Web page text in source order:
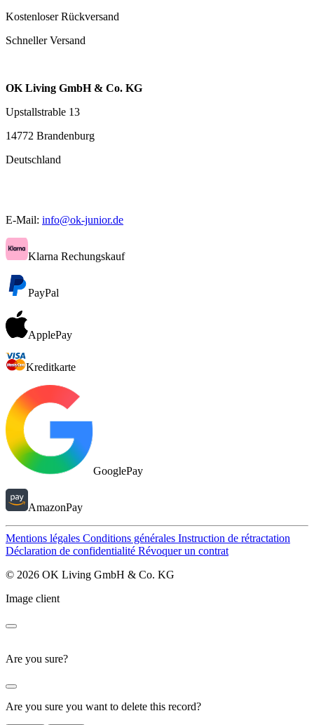
Kostenloser Rückversand
Schneller Versand
OK Living GmbH & Co. KG
Upstallstrable 13
14772 Brandenburg
Deutschland
E-Mail: info@ok-junior.de
Klarna Rechungskauf
PayPal
ApplePay
Kreditkarte
GooglePay
AmazonPay
Mentions légales Conditions générales Instruction de rétractation
Déclaration de confidentialité Révoquer un contrat
© 2026 OK Living GmbH & Co. KG
Image client
Are you sure?
Are you sure you want to delete this record?